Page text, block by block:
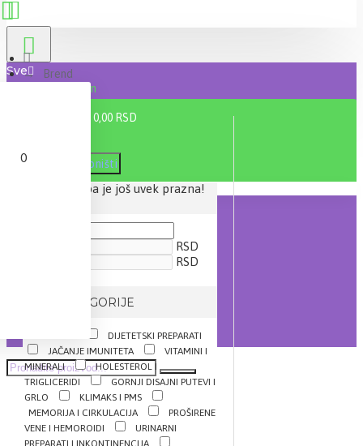
Sve
0 proizvod(a) - 0,00 RSD
0
Vaša korpa je još uvek prazna!
Brend
Dietpharm
Filter Poništi
RSD
RSD
IZ KATEGORIJE
DIJETETSKI PREPARATI
JAČANJE IMUNITETA
VITAMINI I
MINERALI
HOLESTEROL I
TRIGLICERIDI
GORNJI DISAJNI PUTEVI I
GRLO
KLIMAKS I PMS
MEMORIJA I CIRKULACIJA
PROŠIRENE
VENE I HEMOROIDI
URINARNI
PREPARATI I INKONTINENCIJA